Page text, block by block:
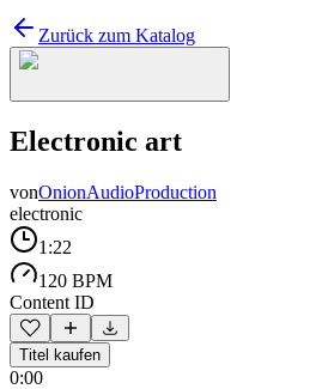
Zurück zum Katalog
Electronic art
vonOnionAudioProduction
electronic
1:22
120 BPM
Content ID
Titel kaufen
0:00